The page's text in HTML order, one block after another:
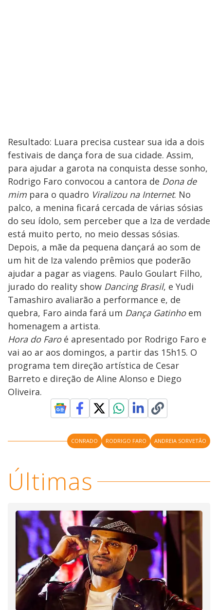
Resultado: Luara precisa custear sua ida a dois
festivais de dança fora de sua cidade. Assim,
para ajudar a garota na conquista desse sonho,
Rodrigo Faro convocou a cantora de Dona de
mim para o quadro Viralizou na Internet. No
palco, a menina ficará cercada de várias sósias
do seu ídolo, sem perceber que a Iza de verdade
está muito perto, no meio dessas sósias.
Depois, a mãe da pequena dançará ao som de
um hit de Iza valendo prêmios que poderão
ajudar a pagar as viagens. Paulo Goulart Filho,
jurado do reality show Dancing Brasil, e Yudi
Tamashiro avaliarão a performance e, de
quebra, Faro ainda fará um Dança Gatinhoem
homenagem a artista.
Hora do Faroé apresentado por Rodrigo Faro e
vai ao ar aos domingos, a partir das 15h15. O
programa tem direção artística de Cesar
Barreto e direção de Aline Alonso e Diego
Oliveira.
CONRADO RODRIGO FARO ANDREIA SORVETÃO
Últimas